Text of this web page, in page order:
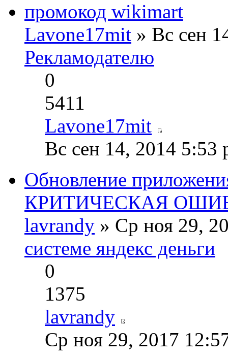
промокод wikimart
Lavone17mit » Вс сен
Рекламодателю
0
5411
Lavone17mit
Вс сен 14, 2014 5:53
Обновление
КРИТИЧЕСКАЯ
lavrandy » Ср ноя 29,
системе яндекс деньги
0
1375
lavrandy
Ср ноя 29, 2017